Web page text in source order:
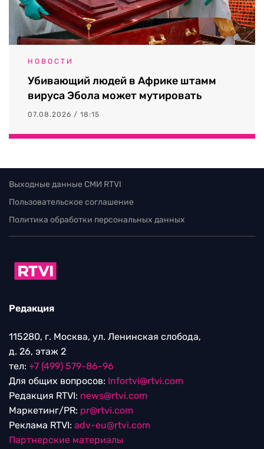
НОВОСТИ
Убивающий людей в Африке штамм
вируса Эбола может мутировать
07.08.2026 / 18:15
Выходные данные СМИ RTVI
Пользовательское соглашение
Политика обработки персональных данных
Редакция
115280, г. Москва, ул. Ленинская слобода,
д. 26, этаж 2
тел: +7 (499) 579-86-96
Для общих вопросов: Infortvi@rtvi.com
Редакция RTVI: news@rtvi.com
Маркетинг/PR: pr@rtvi.com
Реклама RTVI: adv-eu@rtvi.com
Партнерские материалы